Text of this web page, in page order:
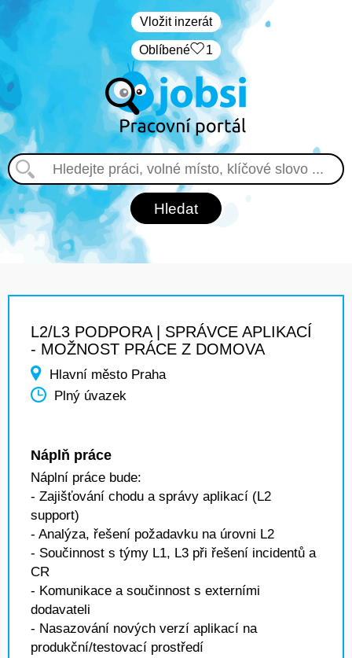
Vložit inzerát
Oblíbené 1
L2/L3 PODPORA | SPRÁVCE APLIKACÍ
- MOŽNOST PRÁCE Z DOMOVA
Hlavní město Praha
Plný úvazek
Náplň práce
Náplní práce bude:
- Zajišťování chodu a správy aplikací (L2
support)
- Analýza, řešení požadavku na úrovni L2
- Součinnost s týmy L1, L3 při řešení incidentů a
CR
- Komunikace a součinnost s externími
dodavateli
- Nasazování nových verzí aplikací na
produkční/testovací prostředí